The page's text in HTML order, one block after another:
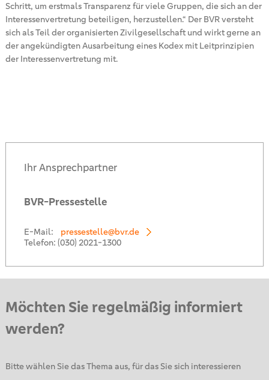
Schritt, um erstmals Transparenz für viele Gruppen, die sich an der
Interessenvertretung beteiligen, herzustellen.“ Der BVR versteht
sich als Teil der organisierten Zivilgesellschaft und wirkt gerne an
der angekündigten Ausarbeitung eines Kodex mit Leitprinzipien
der Interessenvertretung mit.
Ihr Ansprechpartner
BVR-Pressestelle
E-Mail:
pressestelle@bvr.de
Telefon: (030) 2021-1300
Möchten Sie regelmäßig informiert
werden?
Bitte wählen Sie das Thema aus, für das Sie sich interessieren